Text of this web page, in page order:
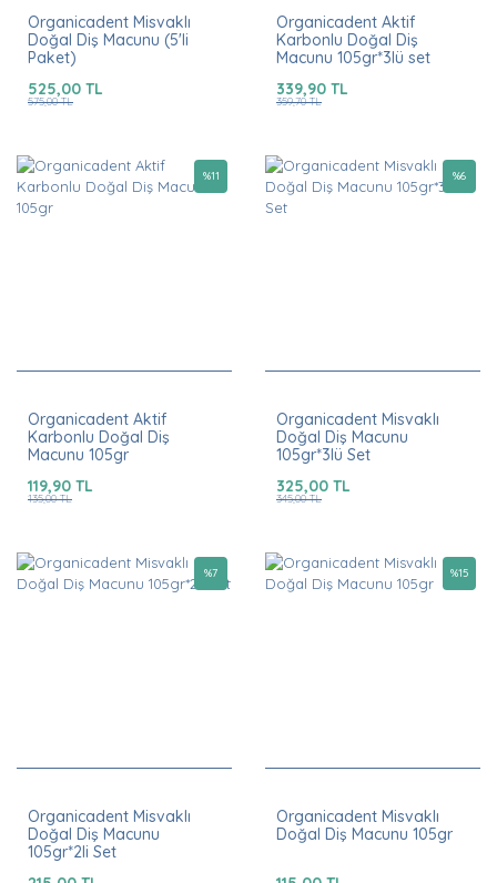
Organicadent Misvaklı
Doğal Diş Macunu (5'li
Paket)
525,00 TL
575,00 TL
Organicadent Aktif
Karbonlu Doğal Diş
Macunu 105gr*3lü set
339,90 TL
359,70 TL
Organicadent Aktif
Karbonlu Doğal Diş
Macunu 105gr
%11
119,90 TL
135,00 TL
Organicadent Misvaklı
Doğal Diş Macunu
105gr*3lü Set
%6
325,00 TL
345,00 TL
Organicadent Misvaklı
Doğal Diş Macunu
105gr*2li Set
%7
Organicadent Misvaklı
Doğal Diş Macunu 105gr
%15